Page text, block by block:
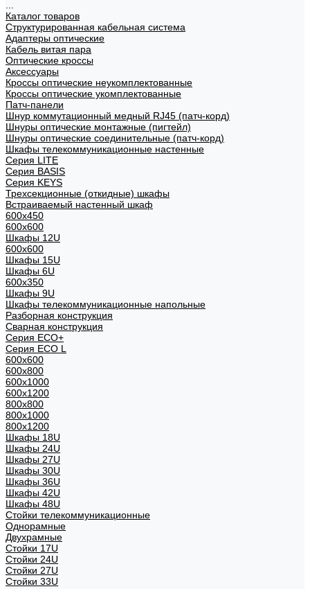
Каталог товаров
Структурированная кабельная система
Адаптеры оптические
Кабель витая пара
Оптические кроссы
Аксессуары
Кроссы оптические неукомплектованные
Кроссы оптические укомплектованные
Патч-панели
Шнур коммутационный медный RJ45 (патч-корд)
Шнуры оптические монтажные (пигтейл)
Шнуры оптические соединительные (патч-корд)
Шкафы телекоммуникационные настенные
Cерия LITE
Cерия BASIS
Cерия KEYS
Трехсекционные (откидные) шкафы
Встраиваемый настенный шкаф
600x450
600x600
Шкафы 12U
600x600
Шкафы 15U
Шкафы 6U
600x350
Шкафы 9U
Шкафы телекоммуникационные напольные
Разборная конструкция
Сварная конструкция
Серия ECO+
Серия ECO L
600x600
600x800
600х1000
600х1200
800x800
800х1000
800х1200
Шкафы 18U
Шкафы 24U
Шкафы 27U
Шкафы 30U
Шкафы 36U
Шкафы 42U
Шкафы 48U
Стойки телекоммуникационные
Однорамные
Двухрамные
Стойки 17U
Стойки 24U
Стойки 27U
Стойки 33U